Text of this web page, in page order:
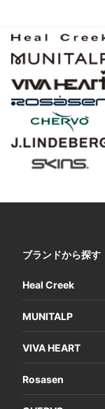
ブランドから探す
Heal Creek
MUNITALP
VIVA HEART
Rosasen